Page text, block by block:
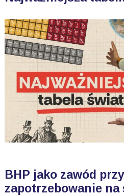
BHP jako zawód
zapotrzebowanie